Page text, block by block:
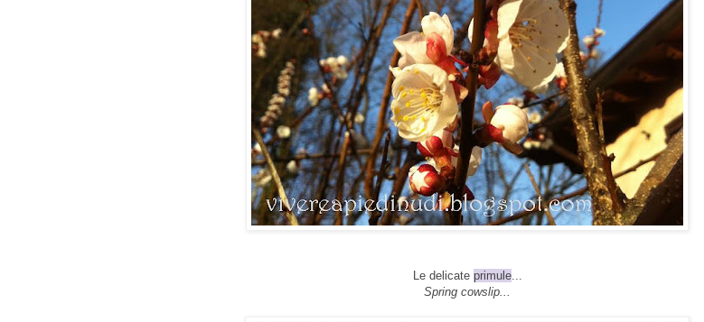
Le delicate primule...
Spring cowslip...